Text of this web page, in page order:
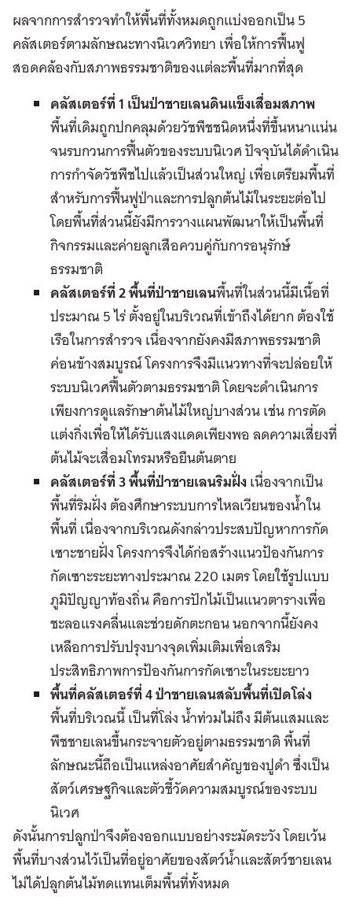
ผลจากการสำรวจทำให้พื้นที่ทั้งหมดถูกแบ่งออกเป็น 5
คลัสเตอร์ตามลักษณะทางนิเวศวิทยา เพื่อให้การฟื้นฟู
สอดคล้องกับสภาพธรรมชาติของแต่ละพื้นที่มากที่สุด
คลัสเตอร์ที่1 เป็นป่าชายเลนดินแข็งเสื่อมสภาพ
พื้นที่เดิมถูกปกคลุมด้วยวัชพืชชนิดหนึ่งที่ขึ้นหนาแน่น
จนรบกวนการฟื้นตัวของระบบนิเวศ ปัจจุบันได้ดำเนิน
การกำจัดวัชพืชไปแล้วเป็นส่วนใหญ่ เพื่อเตรียมพื้นที่
สำหรับการฟื้นฟูป่าและการปลูกต้นไม้ในระยะต่อไป
โดยพื้นที่ส่วนนี้ยังมีการวางแผนพัฒนาให้เป็นพื้นที่
กิจกรรมและค่ายลูกเสือควบคู่กับการอนุรักษ์
ธรรมชาติ
คลัสเตอร์ที่2 พื้นที่ป่าชายเลนพื้นที่ในส่วนนี้มีเนื้อที่
ประมาณ 5 ไร่ ตั้งอยู่ในบริเวณที่เข้าถึงได้ยาก ต้องใช้
เรือในการสำรวจ เนื่องจากยังคงมีสภาพธรรมชาติ
ค่อนข้างสมบูรณ์ โครงการจึงมีแนวทางที่จะปล่อยให้
ระบบนิเวศฟื้นตัวตามธรรมชาติ โดยจะดำเนินการ
เพียงการดูแลรักษาต้นไม้ใหญ่บางส่วน เช่น การตัด
แต่งกิ่งเพื่อให้ได้รับแสงแดดเพียงพอ ลดความเสี่ยงที่
ต้นไม้จะเสื่อมโทรมหรือยืนต้นตาย
คลัสเตอร์ที่3 พื้นที่ป่าชายเลนริมฝั่งเนื่องจากเป็น
พื้นที่ริมฝั่ง ต้องศึกษาระบบการไหลเวียนของน้ำใน
พื้นที่ เนื่องจากบริเวณดังกล่าวประสบปัญหาการกัด
เซาะชายฝั่ง โครงการจึงได้ก่อสร้างแนวป้องกันการ
กัดเซาะระยะทางประมาณ 220 เมตร โดยใช้รูปแบบ
ภูมิปัญญาท้องถิ่น คือการปักไม้เป็นแนวตารางเพื่อ
ชะลอแรงคลื่นและช่วยดักตะกอน นอกจากนี้ยังคง
เหลือการปรับปรุงบางจุดเพิ่มเติมเพื่อเสริม
ประสิทธิภาพการป้องกันการกัดเซาะในระยะยาว
พื้นที่คลัสเตอร์ที่4 ป่าชายเลนสลับพื้นที่เปิดโล่ง
พื้นที่บริเวณนี้ เป็นที่โล่ง น้ำท่วมไม่ถึง มีต้นแสมและ
พืชชายเลนขึ้นกระจายตัวอยู่ตามธรรมชาติ พื้นที่
ลักษณะนี้ถือเป็นแหล่งอาศัยสำคัญของปูดำ ซึ่งเป็น
สัตว์เศรษฐกิจและตัวชี้วัดความสมบูรณ์ของระบบ
นิเวศ
ดังนั้นการปลูกป่าจึงต้องออกแบบอย่างระมัดระวัง โดยเว้น
พื้นที่บางส่วนไว้เป็นที่อยู่อาศัยของสัตว์น้ำและสัตว์ชายเลน
ไม่ได้ปลูกต้นไม้ทดแทนเต็มพื้นที่ทั้งหมด